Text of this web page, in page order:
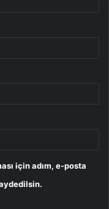
için adım, e-posta